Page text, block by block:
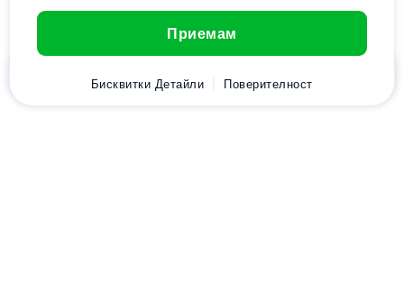
Приемам
Бисквитки Детайли Поверителност
Клиент Количка Chat